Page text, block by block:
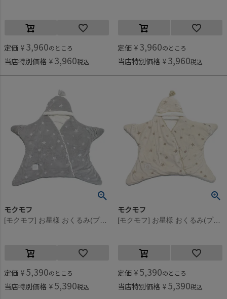
定価 ¥ 3,960のところ
当店特別価格 ¥ 3,960税込
定価 ¥ 3,960のところ
当店特別価格 ¥ 3,960税込
モクモフ
[モクモフ] お星様 おくるみ(プレミアム） グレー星柄(GYH)
定価 ¥ 5,390のところ
当店特別価格 ¥ 5,390税込
モクモフ
[モクモフ] お星様 おくるみ(プレミアム） アイボリー星柄(IVH)
定価 ¥ 5,390のところ
当店特別価格 ¥ 5,390税込